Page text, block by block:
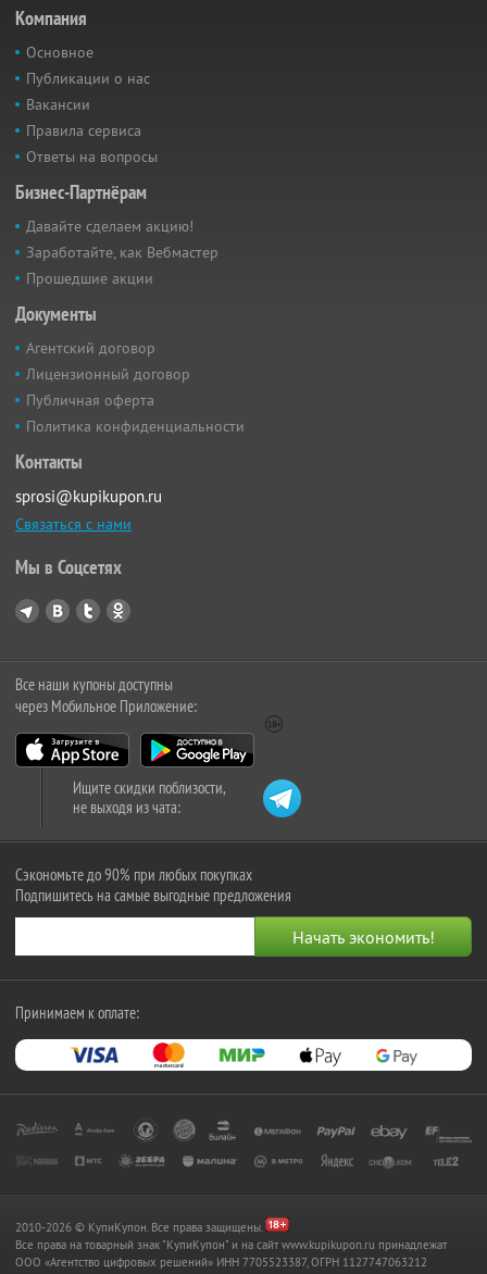
Компания
Основное
Публикации о нас
Вакансии
Правила сервиса
Ответы на вопросы
Бизнес-Партнёрам
Давайте сделаем акцию!
Заработайте, как Вебмастер
Прошедшие акции
Документы
Агентский договор
Лицензионный договор
Публичная оферта
Политика конфиденциальности
Контакты
sprosi@kupikupon.ru
Связаться с нами
Мы в Соцсетях
Все наши купоны доступны
через Мобильное Приложение:
Ищите скидки поблизости,
не выходя из чата:
Сэкономьте до 90% при любых покупках
Подпишитесь на самые выгодные предложения
Принимаем к оплате:
2010-2026 © КупиКупон. Все права защищены.
Все права на товарный знак "КупиКупон" и на сайт www.kupikupon.ru принадлежат
OOO «Агентство цифровых решений» ИНН 7705523387, ОГРН 1127747063212